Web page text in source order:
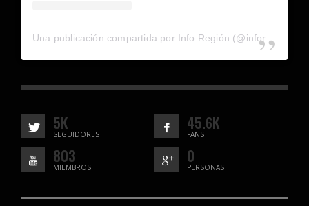
Una publicación compartida por Info Región (@inforegion_redes)
5K
SEGUIDORES
45.6K
FANS
803
MIEMBROS
0
PERSONAS